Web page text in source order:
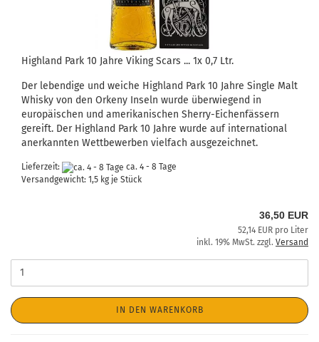
Highland Park 10 Jahre Viking Scars ... 1x 0,7 Ltr.
Der lebendige und weiche Highland Park 10 Jahre Single Malt
Whisky von den Orkeny Inseln wurde überwiegend in
europäischen und amerikanischen Sherry-Eichenfässern
gereift. Der Highland Park 10 Jahre wurde auf international
anerkannten Wettbewerben vielfach ausgezeichnet.
Lieferzeit:
ca. 4 - 8 Tage
Versandgewicht: 1,5 kg je Stück
36,50 EUR
52,14 EUR pro Liter
inkl. 19% MwSt. zzgl. Versand
IN DEN WARENKORB